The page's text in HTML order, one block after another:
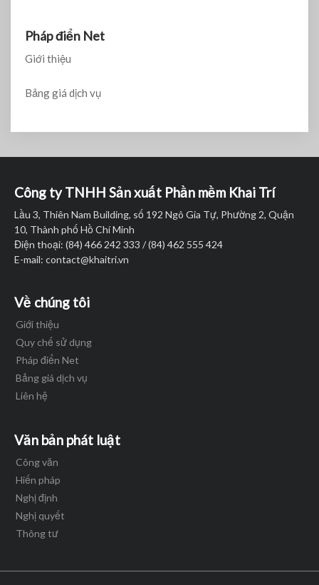
Pháp điển Net
Giới thiệu
Bảng giá dịch vụ
Công ty TNHH Sản xuất Phần mềm Khai Trí
Lầu 3, Thiên Nam Building, số 192 Ngô Gia Tự, Phường 2, Quận
10, Thành phố Hồ Chí Minh
Điện thoại: (84) 466 242 333 / (84) 462 555 424
E-mail: contact@khaitri.vn
Về chúng tôi
Giới thiệu
Quy chế sử dụng
Pháp điển Net
Bảng giá dịch vụ
Liên hệ
Văn bản phát luật
Công văn
Hiến pháp
Nghị định
Nghị quyết
Thông tư